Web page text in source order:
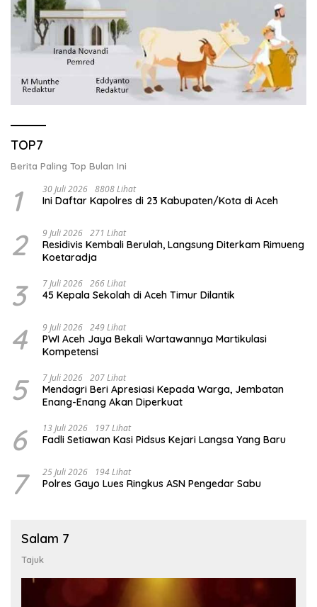
TOP7
Berita Paling Top Bulan Ini
1 30 Juli 2026 8808 Lihat
Ini Daftar Kapolres di 23 Kabupaten/Kota di Aceh
2 9 Juli 2026 271 Lihat
Residivis Kembali Berulah, Langsung Diterkam Rimueng
Koetaradja
3 7 Juli 2026 266 Lihat
45 Kepala Sekolah di Aceh Timur Dilantik
4 9 Juli 2026 249 Lihat
PWI Aceh Jaya Bekali Wartawannya Martikulasi
Kompetensi
5 7 Juli 2026 207 Lihat
Mendagri Beri Apresiasi Kepada Warga, Jembatan
Enang-Enang Akan Diperkuat
6 13 Juli 2026 197 Lihat
Fadli Setiawan Kasi Pidsus Kejari Langsa Yang Baru
7 25 Juli 2026 194 Lihat
Polres Gayo Lues Ringkus ASN Pengedar Sabu
Salam 7
Tajuk